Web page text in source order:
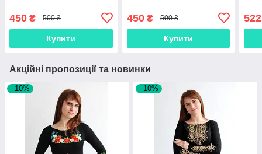
450 ₴ 500 ₴
Купити
450₴ 500 ₴
Купити
522
Акційні пропозиції та новинки
–10% –10%